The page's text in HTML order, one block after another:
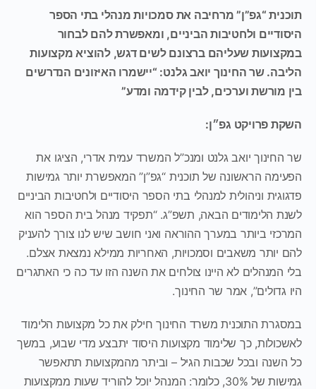
“גפ”ן” מרחיבה את סמכויות מנהלי בתי הספר
ולחטיבות הביניים, ומאפשרת להם לבחור
שעליהם ברצונם לשים דגש, להוציא מקצועות
שר החינוך יואב גלנט: “יישמרו האיזונים הנדרשים
מורשת וערכים, לבין קידמה ומדע”
פרויקט גפ״ן:
יואב גלנט ומנכ”ל המשרד עמית אדרי, הציגו את
הראשונה של תוכנית “גפ”ן” המאפשרת יותר גמישות
וניהולית למנהלי בתי הספר היסודיים ולחטיבות הביניים
הלימודים הבאה, תשפ”ג. “תפקיד מנהל בית הספר הוא
ביותר במערך ההוראה ואני חושב שיש לנו צורך להעניק
יותר משאבים וסמכויות, האחריות ממילא נמצאת אצלם.
המנהלים לא היינו צולחים את השנה הזו עד כה כי האתגרים
גדולים”, אמר שר החינוך.
התוכנית משרד החינוך חילק את כל מקצועות הלימוד
כך שלימוד מקצועות היסוד יתבצע מדי שבוע, במשך
ובכל שכבות הגיל – וביתר מהמקצועות תתאפשר
גמישות של 30%, כלומר: המנהל יוכל להוריד שעות ממקצועות